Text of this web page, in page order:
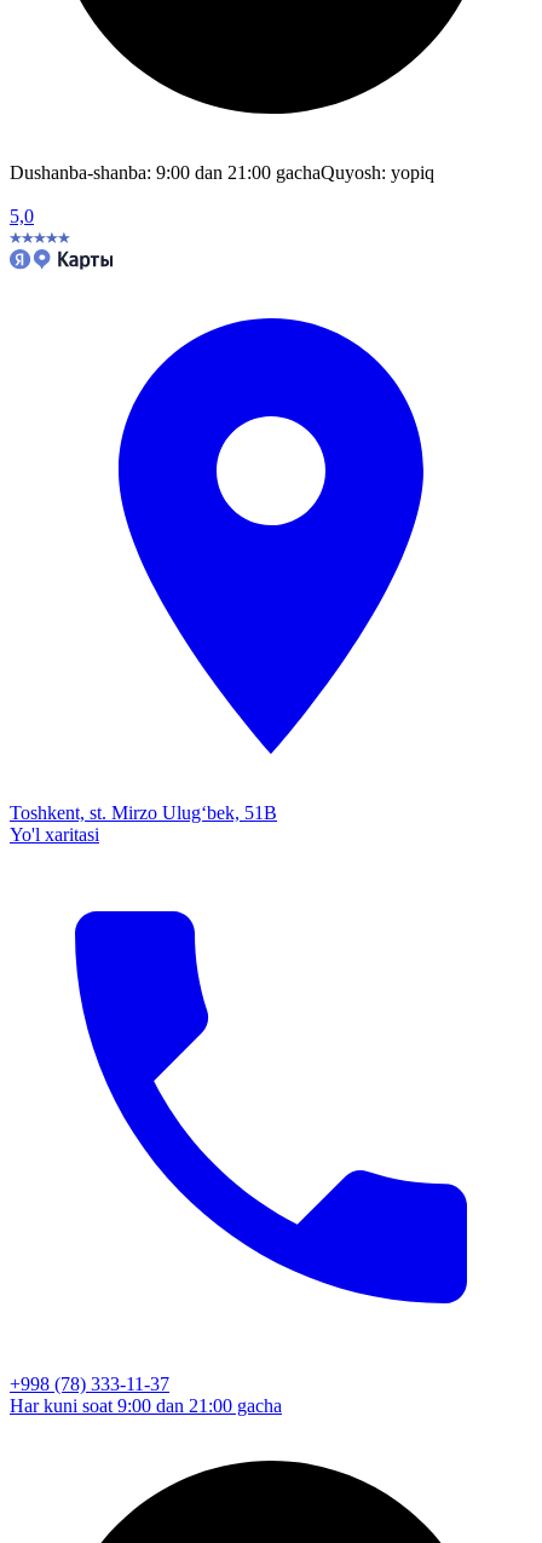
Dushanba-shanba: 9:00 dan 21:00 gachaQuyosh: yopiq
5,0
Toshkent, st. Mirzo Ulug‘bek, 51B
Yo'l xaritasi
+998 (78) 333-11-37
Har kuni soat 9:00 dan 21:00 gacha